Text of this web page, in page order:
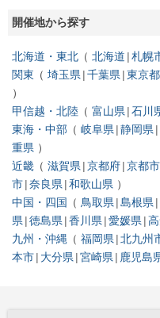
開催地から探す
北海道・東北 北海道 札幌
関東
埼玉県 千葉県 東京都
甲信越・北陸 富山県 石川
東海・中部
岐阜県 静岡県
重県
近畿
滋賀県 京都府 京都市
市 奈良県 和歌山県
中国・四国
鳥取県 島根県
県 徳島県 香川県 愛媛県
九州・沖縄
福岡県 北九州
本市 大分県 宮崎県 鹿児島